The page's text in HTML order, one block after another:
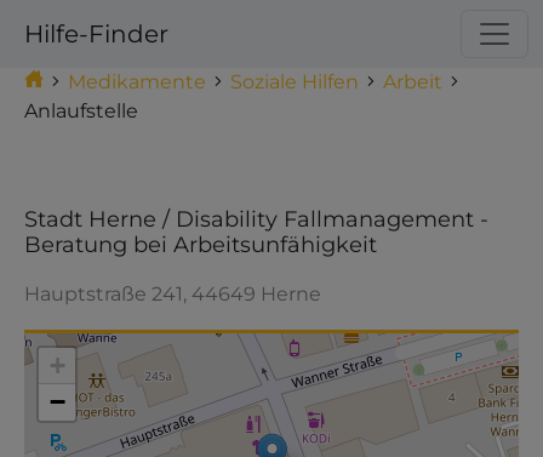
Hilfe-Finder
Medikamente Soziale Hilfen
Arbeit
Anlaufstelle
Stadt Herne / Disability Fallmanagement -
Beratung bei Arbeitsunfähigkeit
Hauptstraße 241, 44649 Herne
Make this Notebook Trusted to load map: File ->
Trust Notebook